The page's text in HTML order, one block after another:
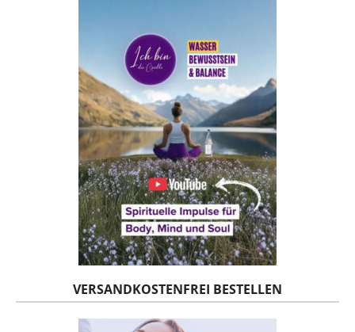
VERSANDKOSTENFREI BESTELLEN